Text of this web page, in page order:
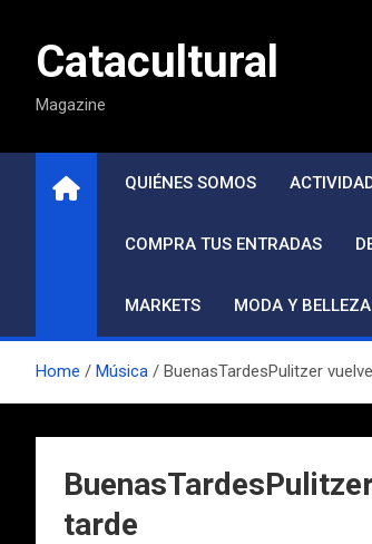
contenidoCatacultural
Magazine
QUIÉNES SOMOS
COMPRA TUS ENTRADAS
MARKETS MODA Y BELLEZA
Home Música BuenasTardesPulitzer
tarde